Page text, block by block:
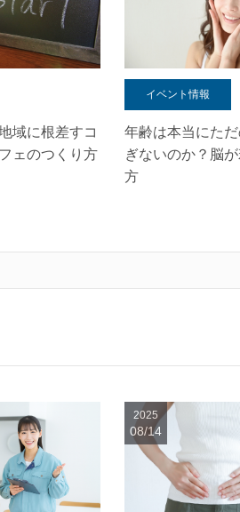
域に根差すコ
ェのつくり方
イベント情報
年齢は本当にた
ぎないのか？脳
方
2025
08/14